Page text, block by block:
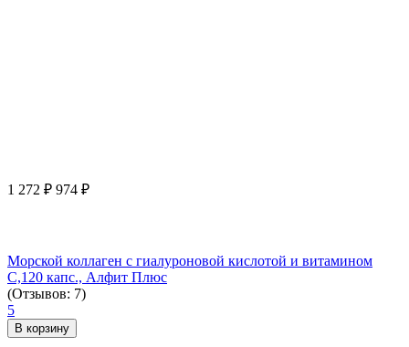
1 272 ₽ 974 ₽
Морской коллаген с гиалуроновой кислотой и витамином
С,120 капс., Алфит Плюс
(Отзывов: 7)
5
В корзину